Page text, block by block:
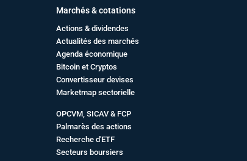
Marchés & cotations
Actions & dividendes
Actualités des marchés
Agenda économique
Bitcoin et Cryptos
Convertisseur devises
Marketmap sectorielle
OPCVM, SICAV & FCP
Palmarès des actions
Recherche d'ETF
Secteurs boursiers